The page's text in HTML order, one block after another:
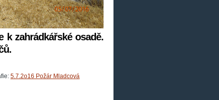
k zahrádkářské osadě.
5.7.2o16 Požár Mladcová